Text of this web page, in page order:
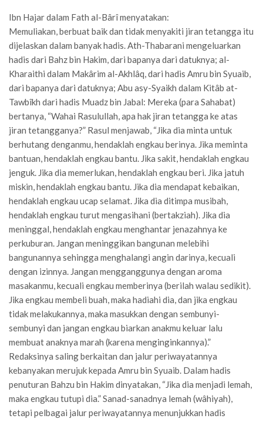
Ibn Hajar dalam Fath al-Bârî menyatakan:
Memuliakan, berbuat baik dan tidak menyakiti jiran tetangga itu
dijelaskan dalam banyak hadis. Ath-Thabarani mengeluarkan
hadis dari Bahz bin Hakim, dari bapanya dari datuknya; al-
Kharaithi dalam Makârim al-Akhlâq, dari hadis Amru bin Syuaib,
dari bapanya dari datuknya; Abu asy-Syaikh dalam Kitâb at-
Tawbîkh dari hadis Muadz bin Jabal: Mereka (para Sahabat)
bertanya, “Wahai Rasulullah, apa hak jiran tetangga ke atas
jiran tetangganya?” Rasul menjawab, “Jika dia minta untuk
berhutang denganmu, hendaklah engkau berinya. Jika meminta
bantuan, hendaklah engkau bantu. Jika sakit, hendaklah engkau
jenguk. Jika dia memerlukan, hendaklah engkau beri. Jika jatuh
miskin, hendaklah engkau bantu. Jika dia mendapat kebaikan,
hendaklah engkau ucap selamat. Jika dia ditimpa musibah,
hendaklah engkau turut mengasihani (bertakziah). Jika dia
meninggal, hendaklah engkau menghantar jenazahnya ke
perkuburan. Jangan meninggikan bangunan melebihi
bangunannya sehingga menghalangi angin darinya, kecuali
dengan izinnya. Jangan mengganggunya dengan aroma
masakanmu, kecuali engkau memberinya (berilah walau sedikit).
Jika engkau membeli buah, maka hadiahi dia, dan jika engkau
tidak melakukannya, maka masukkan dengan sembunyi-
sembunyi dan jangan engkau biarkan anakmu keluar lalu
membuat anaknya marah (karena menginginkannya).”
Redaksinya saling berkaitan dan jalur periwayatannya
kebanyakan merujuk kepada Amru bin Syuaib. Dalam hadis
penuturan Bahzu bin Hakim dinyatakan, “Jika dia menjadi lemah,
maka engkau tutupi dia.” Sanad-sanadnya lemah (wâhiyah),
tetapi pelbagai jalur periwayatannya menunjukkan hadis